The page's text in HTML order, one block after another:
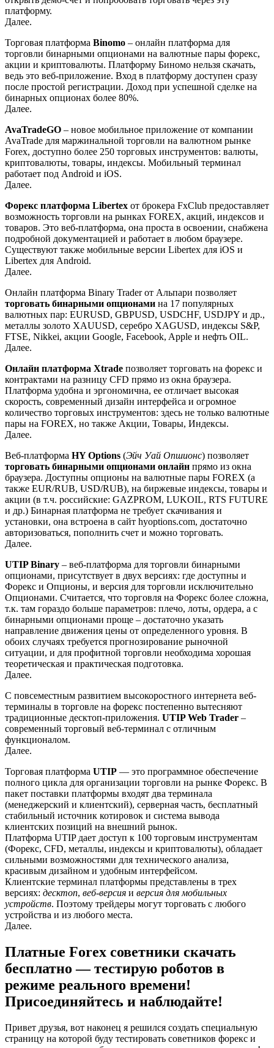
платформу.
Далее.
Торговая платформа Binomo – онлайн платформа для
торговли бинарными опционами на валютные пары форекс,
акции и криптовалюты. Платформу Биномо нельзя скачать,
ведь это веб-приложение. Вход в платформу доступен сразу
после простой регистрации. Доход при успешной сделке на
бинарных опционах более 80%.
Далее.
AvaTradeGO – новое мобильное приложение от компании
AvaTrade для маржинальной торговли на валютном рынке
Forex, доступно более 250 торговых инструментов: валюты,
криптовалюты, товары, индексы. Мобильный терминал
работает под Android и iOS.
Далее.
Форекс платформа Libertex от брокера FxClub предоставляет
возможность торговли на рынках FOREX, акций, индексов и
товаров. Это веб-платформа, она проста в освоении, снабжена
подробной документацией и работает в любом браузере.
Существуют также мобильные версии Libertex для iOS и
Libertex для Android.
Далее.
Онлайн платформа Binary Trader от Альпари позволяет
торговать бинарными опционами на 17 популярных
валютных пар: EURUSD, GBPUSD, USDCHF, USDJPY и др.,
металлы золото XAUUSD, серебро XAGUSD, индексы S&P,
FTSE, Nikkei, акции Google, Facebook, Apple и нефть OIL.
Далее.
Онлайн платформа Xtrade позволяет торговать на форекс и
контрактами на разницу CFD прямо из окна браузера.
Платформа удобна и эргономична, ее отличает высокая
скорость, современный дизайн интерфейса и огромное
количество торговых инструментов: здесь не только валютные
пары на FOREX, но также Акции, Товары, Индексы.
Далее.
Веб-платформа HY Options (Эйч Уай Опшионс) позволяет
торговать бинарными опционами онлайн прямо из окна
браузера. Доступны опционы на валютные пары FOREX (а
также EUR/RUB, USD/RUB), на биржевые индексы, товары и
акции (в т.ч. российские: GAZPROM, LUKOIL, RTS FUTURE
и др.) Бинарная платформа не требует скачивания и
установки, она встроена в сайт hyoptions.com, достаточно
авторизоваться, пополнить счет и можно торговать.
Далее.
UTIP Binary – веб-платформа для торговли бинарными
опционами, присутствует в двух версиях: где доступны и
Форекс и Опционы, и версия для торговли исключительно
Опционами. Считается, что торговля на Форекс более сложна,
т.к. там гораздо больше параметров: плечо, лоты, ордера, а с
бинарными опционами проще – достаточно указать
направление движения цены от определенного уровня. В
обоих случаях требуется прогнозирование рыночной
ситуации, и для профитной торговли необходима хорошая
теоретическая и практическая подготовка.
Далее.
С повсеместным развитием высокоростного интернета веб-
терминалы в торговле на форекс постепенно вытесняют
традиционные десктоп-приложения. UTIP Web Trader –
современный торговый веб-терминал с отличным
функционалом.
Далее.
Торговая платформа UTIP — это программное обеспечение
полного цикла для организации торговли на рынке Форекс. В
пакет поставки платформы входят два терминала
(менеджерский и клиентский), серверная часть, бесплатный
стабильный источник котировок и система вывода
клиентских позиций на внешний рынок.
Платформа UTIP дает доступ к 100 торговым инструментам
(Форекс, CFD, металлы, индексы и криптовалюты), обладает
сильными возможностями для технического анализа,
красивым дизайном и удобным интерфейсом.
Клиентские терминал платформы представлены в трех
версиях: десктоп, веб-версия и версия для мобильных
устройств. Поэтому трейдеры могут торговать с любого
устройства и из любого места.
Далее.
Платные Forex советники скачать
бесплатно — тестирую роботов в
режиме реального времени!
Присоединяйтесь и наблюдайте!
Привет друзья, вот наконец я решился создать специальную
страницу на которой буду тестировать советников форекс и